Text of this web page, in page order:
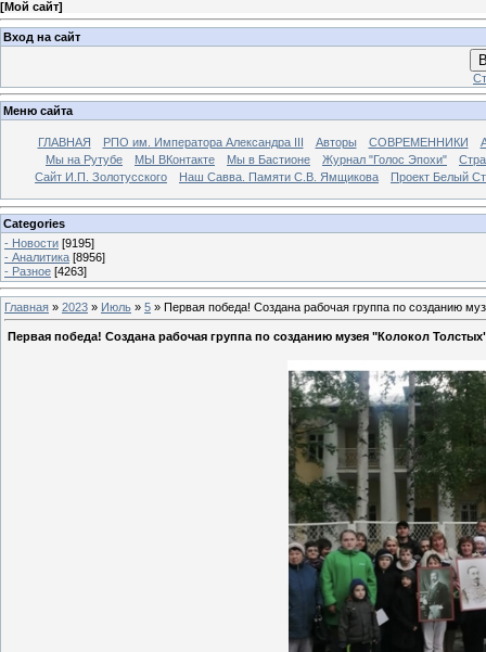
[Мой сайт]
Вход на сайт
Меню сайта
ГЛАВНАЯ РПО им. Императора Александра III Авторы СОВРЕМЕННИКИ
Мы на Рутубе
МЫ ВКонтакте Мы в Бастионе Журнал "Голос Эпохи"
Сайт И.П. Золотусского
Наш Савва. Памяти С.В. Ямщикова Проект Белый
Categories
- Новости [9195]
- Аналитика [8956]
- Разное [4263]
Главная » 2023 » Июль » 5 » Первая победа! Создана рабочая группа по созданию
Первая победа! Создана рабочая группа по созданию музея "Колокол